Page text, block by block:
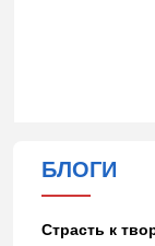
БЛОГИ
Страсть к